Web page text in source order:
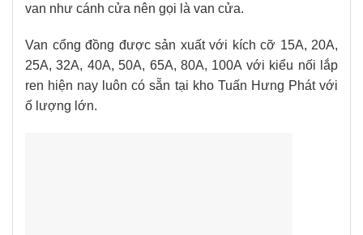
van như cánh cửa nên gọi là van cửa.
Van cổng đồng được sản xuất với kích cỡ 15A, 20A,
25A, 32A, 40A, 50A, 65A, 80A, 100A với kiểu nối lắp
ren hiện nay luôn có sẵn tại kho Tuấn Hưng Phát với
ố lượng lớn.